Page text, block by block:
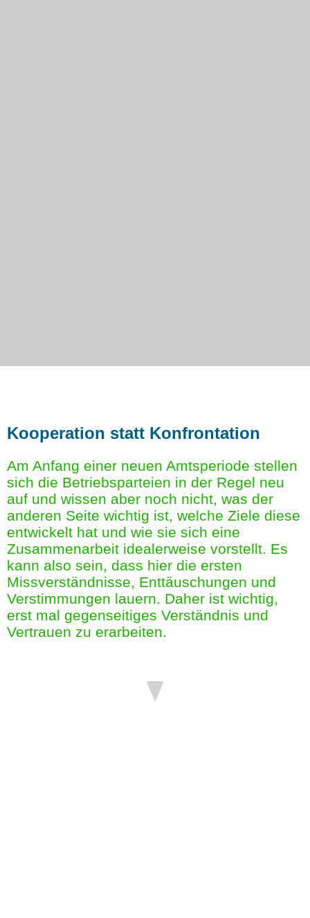
Kooperation statt Konfrontation
Am Anfang einer neuen Amtsperiode stellen
sich die Betriebsparteien in der Regel neu
auf und wissen aber noch nicht, was der
anderen Seite wichtig ist, welche Ziele diese
entwickelt hat und wie sie sich eine
Zusammenarbeit idealerweise vorstellt. Es
kann also sein, dass hier die ersten
Missverständnisse, Enttäuschungen und
Verstimmungen lauern. Daher ist wichtig,
erst mal gegenseitiges Verständnis und
Vertrauen zu erarbeiten.